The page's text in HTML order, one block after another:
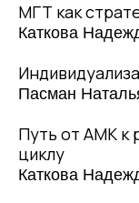
МГТ как
Каткова
Пасман
Путь от АМК к
циклу
Каткова